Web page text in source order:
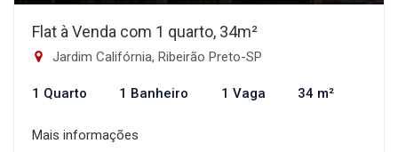
Flat à Venda com 1 quarto, 34m²
Jardim Califórnia, Ribeirão Preto-SP
1 Quarto 1 Banheiro 1 Vaga 34 m²
Mais informações